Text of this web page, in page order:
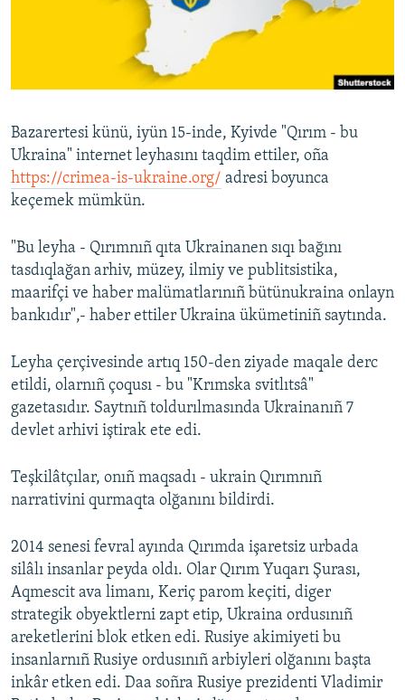
RFE/RS bütün saytları
Bazarertesi künü, iyün 15-inde, Kyivde "Qırım - bu
Ukraina" internet leyhasını taqdim ettiler, oña
https://crimea-is-ukraine.org/ adresi boyunca
keçemek mümkün.
"Bu leyha - Qırımnıñ qıta Ukrainanen sıqı bağını
tasdıqlağan arhiv, müzey, ilmiy ve publitsistika,
maarifçi ve haber malümatlarınıñ bütünukraina onlayn
bankıdır",- haber ettiler Ukraina ükümetiniñ saytında.
Leyha çerçivesinde artıq 150-den ziyade maqale derc
etildi, olarnıñ çoqusı - bu "Krımska svitlıtsâ"
gazetasıdır. Saytnıñ toldurılmasında Ukrainanıñ 7
devlet arhivi iştirak ete edi.
Teşkilâtçılar, onıñ maqsadı - ukrain Qırımnıñ
narrativini qurmaqta olğanını bildirdi.
2014 senesi fevral ayında Qırımda işaretsiz urbada
silâlı insanlar peyda oldı. Olar Qırım Yuqarı Şurası,
Aqmescit ava limanı, Keriç parom keçiti, diger
strategik obyektlerni zapt etip, Ukraina ordusınıñ
areketlerini blok etken edi. Rusiye akimiyeti bu
insanlarnıñ Rusiye ordusınıñ arbiyleri olğanını başta
inkâr etken edi. Daa soñra Rusiye prezidenti Vladimir